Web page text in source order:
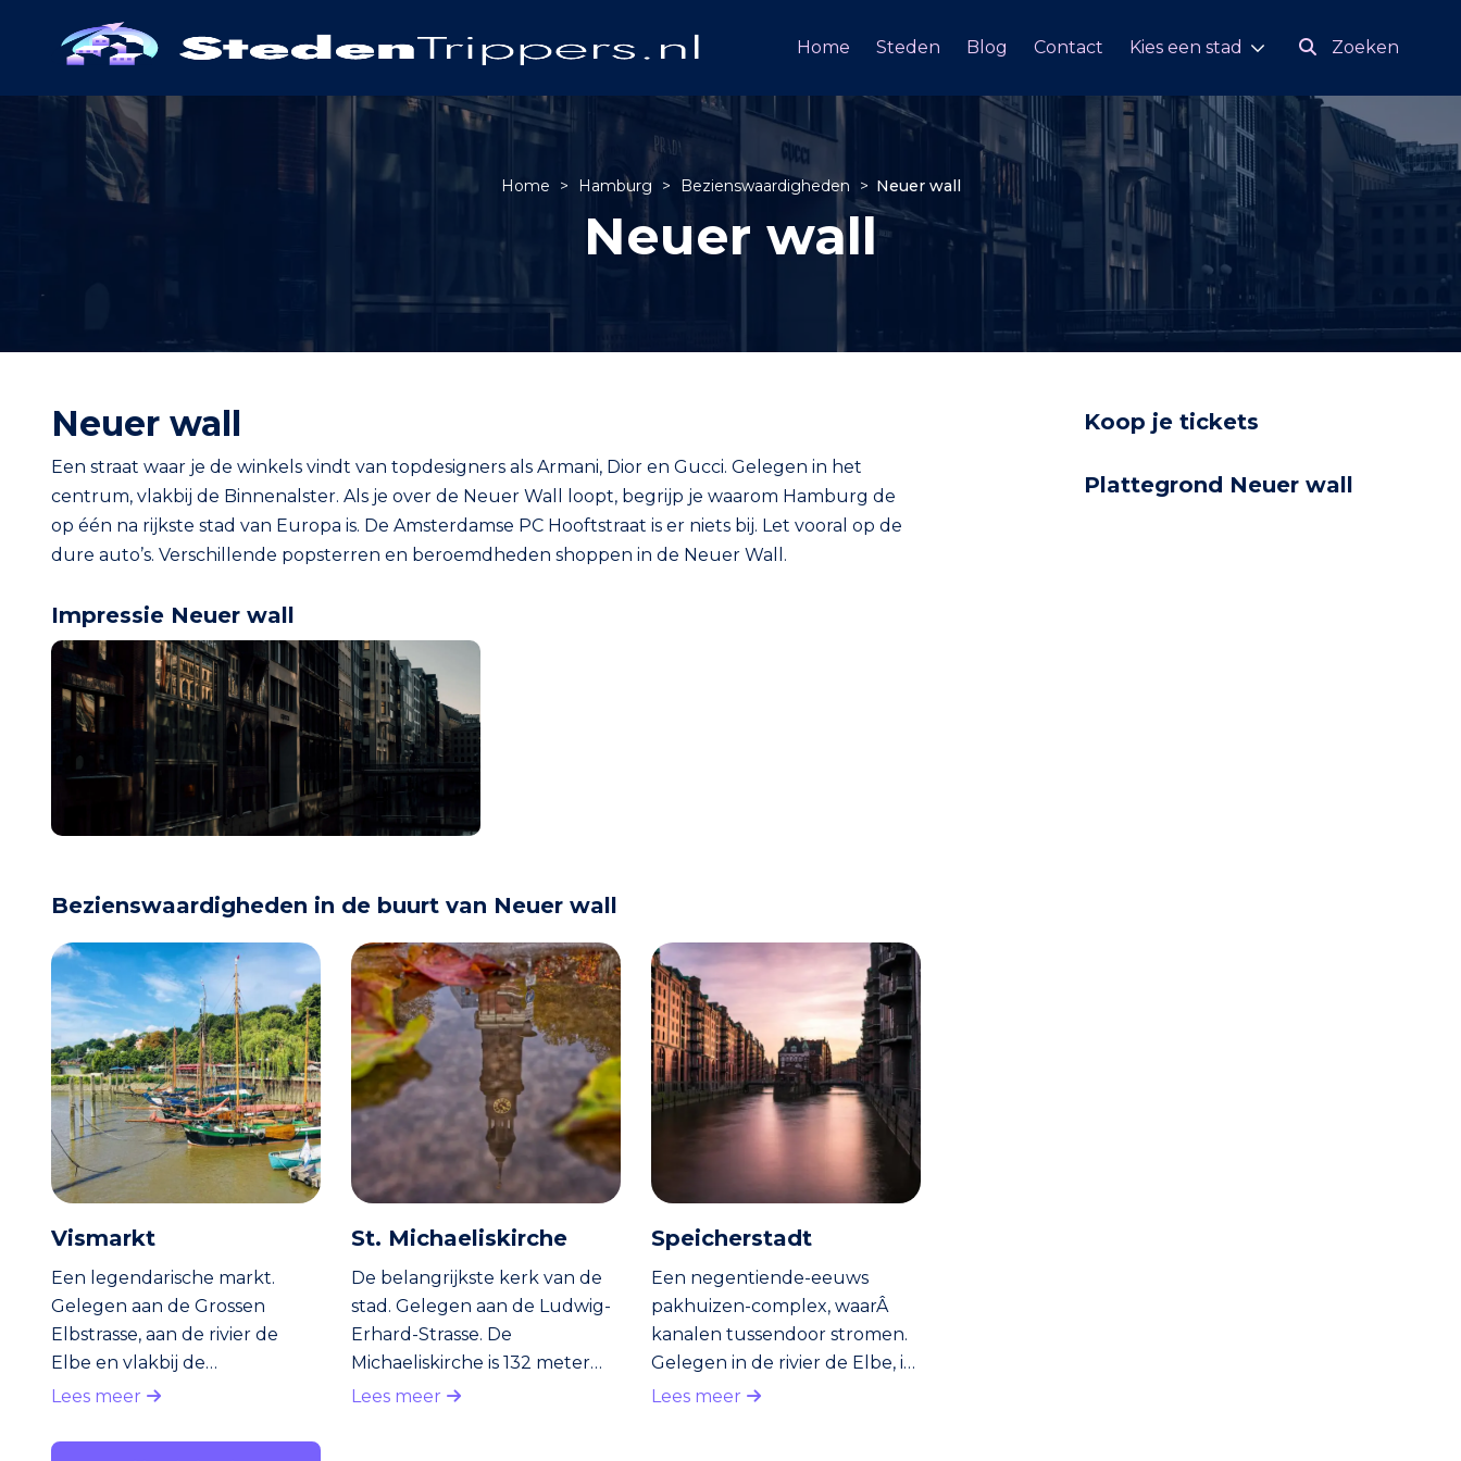
Home Steden Blog Contact Kies een stad Zoeken
Home > Hamburg > Bezienswaardigheden > Neuer wall
Neuer wall
Neuer wall
Een straat waar je de winkels vindt van topdesigners als Armani, Dior en Gucci. Gelegen in het
centrum, vlakbij de Binnenalster. Als je over de Neuer Wall loopt, begrijp je waarom Hamburg de
op één na rijkste stad van Europa is. De Amsterdamse PC Hooftstraat is er niets bij. Let vooral op de
dure auto’s. Verschillende popsterren en beroemdheden shoppen in de Neuer Wall.
Impressie Neuer wall
Bezienswaardigheden in de buurt van Neuer wall
Vismarkt
Een legendarische markt.
Gelegen aan de Grossen
Elbstrasse, aan de rivier de
Elbe en vlakbij de
Reeperbahn. Op de markt
maar allerhande waren. De
Lees meer
St. Michaeliskirche
De belangrijkste kerk van de
stad. Gelegen aan de Ludwig-
Erhard-Strasse. De
Michaeliskirche is 132 meter
hoog; het is één van de
Lees meer
Speicherstadt
Een negentiende-eeuws
pakhuizen-complex, waarÂ
kanalen tussendoor stromen.
Gelegen in de rivier de Elbe, in
het centrum. Speicherstadt is
Lees meer
Koop je tickets
Plattegrond Neuer wall